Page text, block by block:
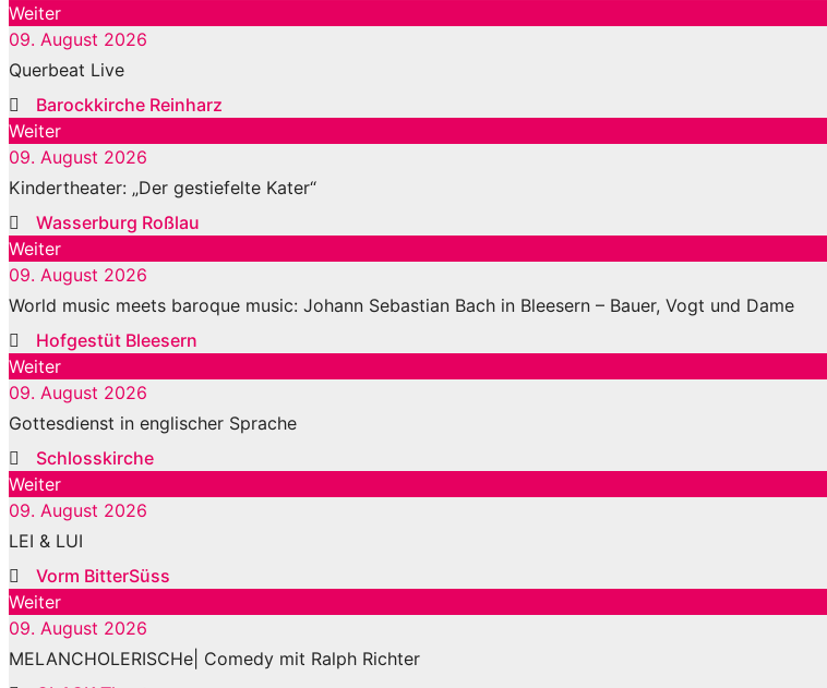
Weiter
09. August 2026
Querbeat Live
Barockkirche Reinharz
Weiter
09. August 2026
Kindertheater: „Der gestiefelte Kater“
Wasserburg Roßlau
Weiter
09. August 2026
World music meets baroque music: Johann Sebastian Bach in Bleesern – Bauer, Vogt und Dame
Hofgestüt Bleesern
Weiter
09. August 2026
Gottesdienst in englischer Sprache
Schlosskirche
Weiter
09. August 2026
LEI & LUI
Vorm BitterSüss
Weiter
09. August 2026
MELANCHOLERISCHe| Comedy mit Ralph Richter